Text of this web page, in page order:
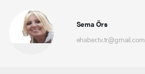
Sema Örs
ehaber.tv.tr@gmail.com